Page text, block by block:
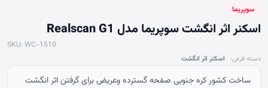
سوپریما
اسکنر اثر انگشت سوپریما مدل Realscan G1
SKU: WC-1510
دسته فرعی: اسکنر اثر انگشت
ساخت کشور کره جنوبی صفحه گسترده وعریض برای گرفتن اثر انگشت